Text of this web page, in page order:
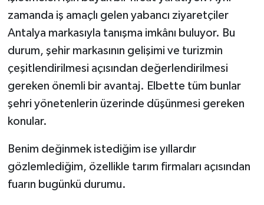
zamanda iş amaçlı gelen yabancı ziyaretçiler
Antalya markasıyla tanışma imkânı buluyor. Bu
durum, şehir markasının gelişimi ve turizmin
çeşitlendirilmesi açısından değerlendirilmesi
gereken önemli bir avantaj. Elbette tüm bunlar
şehri yönetenlerin üzerinde düşünmesi gereken
konular.
Benim değinmek istediğim ise yıllardır
gözlemlediğim, özellikle tarım firmaları açısından
fuarın bugünkü durumu.